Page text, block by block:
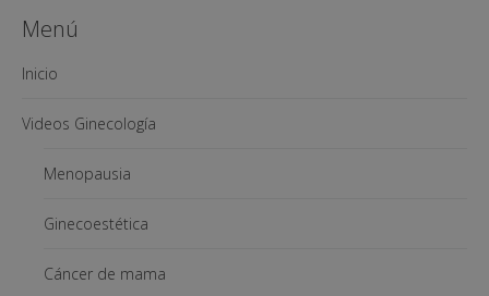
Menú
Inicio
Videos Ginecología
Menopausia
Ginecoestética
Cáncer de mama